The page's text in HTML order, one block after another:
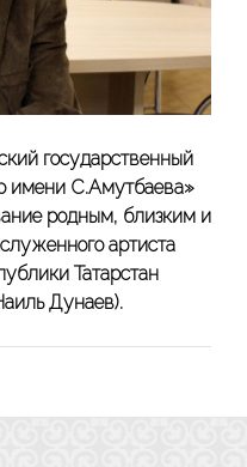
государственный
имени С.Амутбаева»
родным, близким и
артиста
Татарстан
Дунаев).